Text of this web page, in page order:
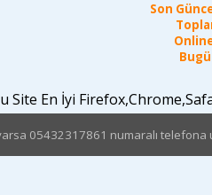
Son
Site En İyi
05432317861 numaralı telefona